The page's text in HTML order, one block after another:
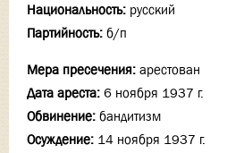
Национальность: русский
Партийность: б/п
Мера пресечения: арестован
Дата ареста: 6 ноября 1937 г.
Обвинение: бандитизм
Осуждение: 14 ноября 1937 г.